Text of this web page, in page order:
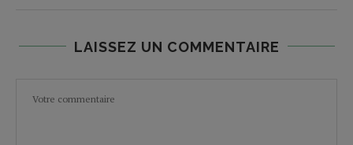
LAISSEZ UN COMMENTAIRE